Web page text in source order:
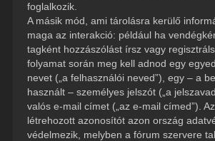
foglalkozik.
A másik mód, ami tárolásra kerülő
maga az interakció: például ha
tagként hozzászólást írsz vagy
folyamat során meg kell adnod egy
nevet („a felhasználói neved”), egy – a
használt – személyes jelszót („a
valós e-mail címet („az e-mail címed”).
létrehozott azonosítót azon ország
védelmezik, melyben a fórum szervere